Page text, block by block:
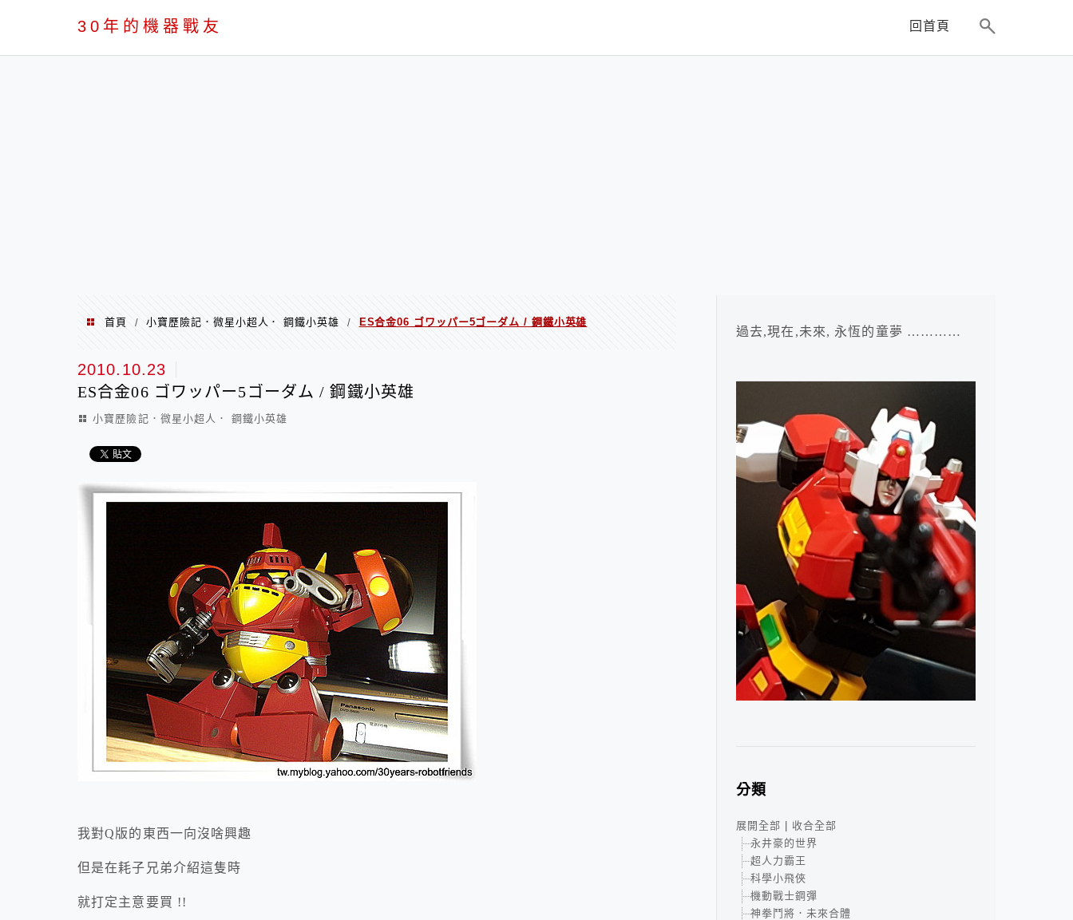
30年的機器戰友 回首頁
首頁 / 小寶歷險記．微星小超人． 鋼鐵小英雄 / ES合金06 ゴワッパー5ゴーダム / 鋼鐵小英雄
2010.10.23
ES合金06 ゴワッパー5ゴーダム / 鋼鐵小英雄
小寶歷險記．微星小超人． 鋼鐵小英雄
我對Q版的東西一向沒啥興趣
但是在耗子兄弟介紹這隻時
就打定主意要買 !!
過去,現在,未來, 永恆的童夢 …………
分類
展開全部
收合全部
永井豪的世界
超人力霸王
科學小飛俠
機動戰士鋼彈
神拳鬥將．未來合體